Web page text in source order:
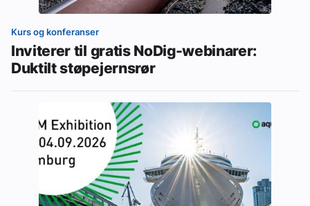
Kurs og konferanser
Inviterer til gratis NoDig-webinarer:
Duktilt støpejernsrør